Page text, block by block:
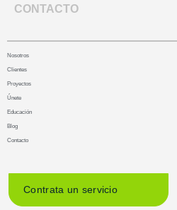
CONTACTO
Nosotros
Clientes
Proyectos
Únete
Educación
Blog
Contacto
Contrata un servicio